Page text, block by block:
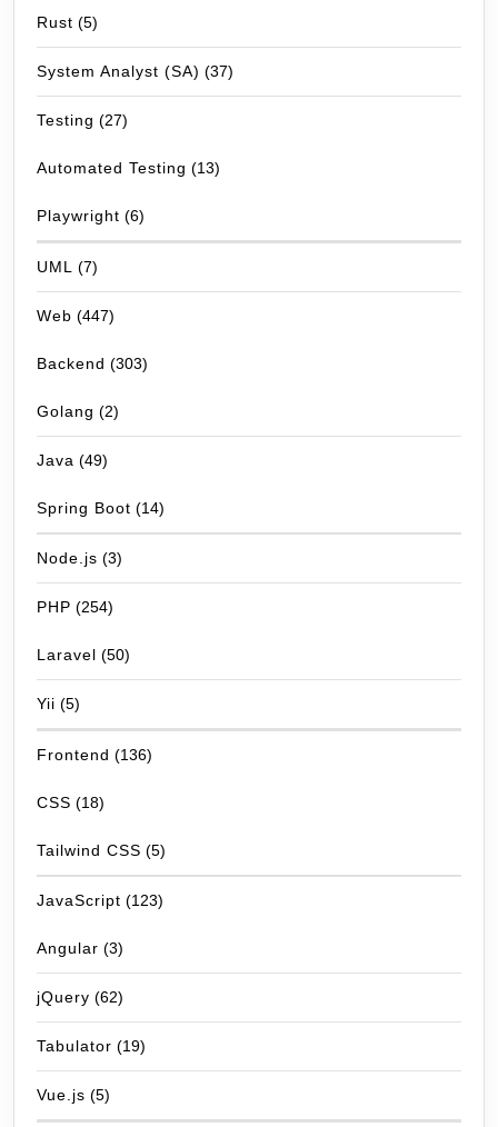
Rust (5)
System Analyst (SA) (37)
Testing (27)
Automated Testing (13)
Playwright (6)
UML (7)
Web (447)
Backend (303)
Golang (2)
Java (49)
Spring Boot (14)
Node.js (3)
PHP (254)
Laravel (50)
Yii (5)
Frontend (136)
CSS (18)
Tailwind CSS (5)
JavaScript (123)
Angular (3)
jQuery (62)
Tabulator (19)
Vue.js (5)